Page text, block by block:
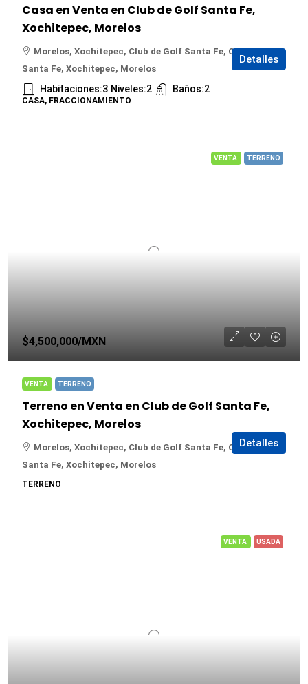
Casa en Venta en Club de Golf Santa Fe,
Xochitepec, Morelos
Morelos, Xochitepec, Club de Golf Santa Fe, Club de Golf
Santa Fe, Xochitepec, Morelos
Habitaciones:3 Niveles:2 Baños:2
CASA, FRACCIONAMIENTO
Detalles
VENTA TERRENO
$4,500,000/MXN
VENTA TERRENO
Terreno en Venta en Club de Golf Santa Fe,
Xochitepec, Morelos
Morelos, Xochitepec, Club de Golf Santa Fe, Club de Golf
Santa Fe, Xochitepec, Morelos
TERRENO
Detalles
VENTA USADA